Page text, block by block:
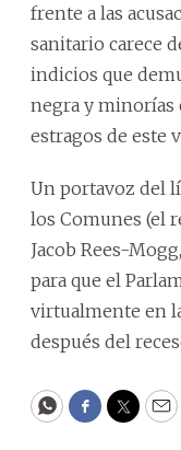
frente a las
sanitario carece
indicios que
negra y minorías
estragos de este
Un portavoz del
los Comunes (el
Jacob Rees-
para que el
virtualmente en
después del
WhatsApp
Facebook